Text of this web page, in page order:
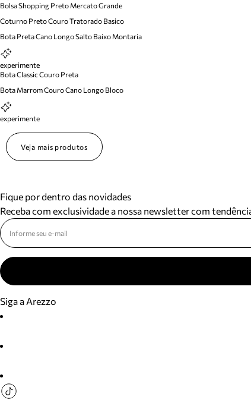
Bolsa Shopping Preto Mercato Grande
Coturno Preto Couro Tratorado Basico
Bota Preta Cano Longo Salto Baixo Montaria
experimente
Bota Classic Couro Preta
Bota Marrom Couro Cano Longo Bloco
experimente
Veja mais produtos
Fique por dentro das novidades
Receba com exclusividade a nossa newsletter com
Siga a Arezzo